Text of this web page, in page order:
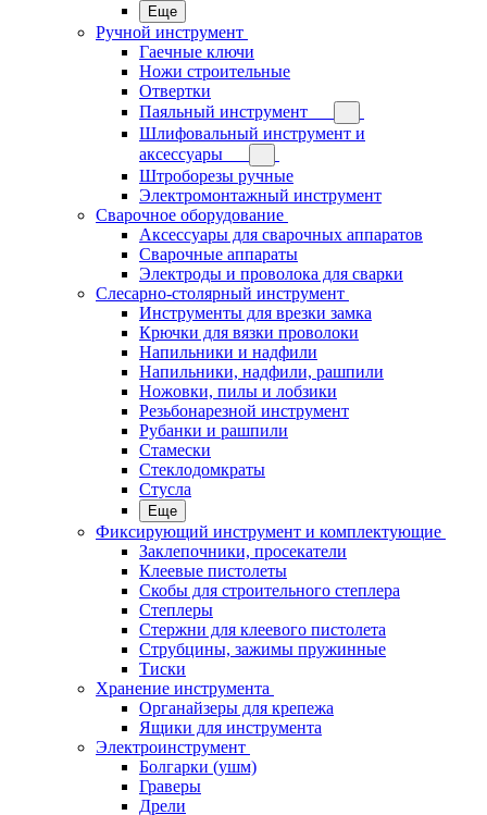
Еще
Ручной инструмент
Гаечные ключи
Ножи строительные
Отвертки
Паяльный инструмент
Шлифовальный инструмент и
аксессуары
Штроборезы ручные
Электромонтажный инструмент
Сварочное оборудование
Аксессуары для сварочных аппаратов
Сварочные аппараты
Электроды и проволока для сварки
Слесарно-столярный инструмент
Инструменты для врезки замка
Крючки для вязки проволоки
Напильники и надфили
Напильники, надфили, рашпили
Ножовки, пилы и лобзики
Резьбонарезной инструмент
Рубанки и рашпили
Стамески
Стеклодомкраты
Стусла
Еще
Фиксирующий инструмент и комплектующие
Заклепочники, просекатели
Клеевые пистолеты
Скобы для строительного степлера
Степлеры
Стержни для клеевого пистолета
Струбцины, зажимы пружинные
Тиски
Хранение инструмента
Органайзеры для крепежа
Ящики для инструмента
Электроинструмент
Болгарки (ушм)
Граверы
Дрели